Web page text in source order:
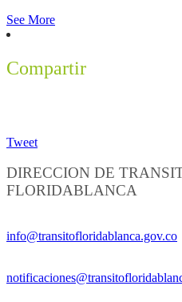
See More
Compartir
Tweet
DIRECCION DE
FLORIDABLANCA
info@transitofloridablanca.gov.co